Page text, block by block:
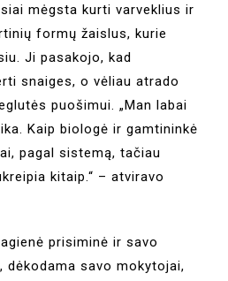
mėgsta kurti varveklius ir
formų žaislus, kurie
Ji pasakojo, kad
snaiges, o vėliau atrado
puošimui. „Man labai
Kaip biologė ir gamtininkė
pagal sistemą, tačiau
kitaip.“ – atviravo
prisiminė ir savo
dėkodama savo mokytojai,